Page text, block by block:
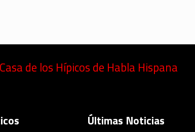
de los Hípicos de Habla Hispana
Últimas Noticias